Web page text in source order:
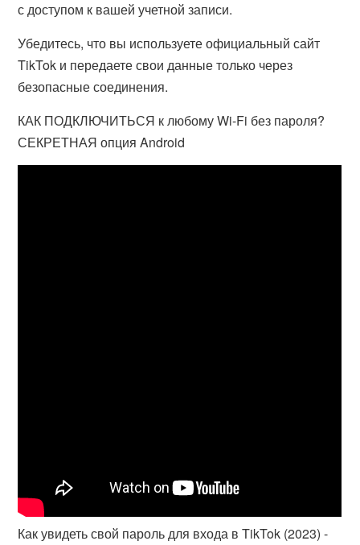
с доступом к вашей учетной записи.
Убедитесь, что вы используете официальный сайт
TikTok и передаете свои данные только через
безопасные соединения.
КАК ПОДКЛЮЧИТЬСЯ к любому Wi-Fi без пароля?
СЕКРЕТНАЯ опция Android
Как увидеть свой пароль для входа в TikTok (2023) -